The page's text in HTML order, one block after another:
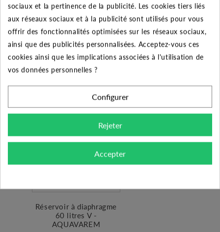
Réservoir fibre de verre
C2B-60 litres V à
diaphragme
469.80 €
Ajouter au panier
Réservoir à diaphragme
60 litres V -
AQUAVAREM
sociaux et la pertinence de la publicité. Les cookies tiers liés
aux réseaux sociaux et à la publicité sont utilisés pour vous
offrir des fonctionnalités optimisées sur les réseaux sociaux,
ainsi que des publicités personnalisées. Acceptez-vous ces
cookies ainsi que les implications associées à l'utilisation de
vos données personnelles ?
Configurer
Rejeter
Accepter